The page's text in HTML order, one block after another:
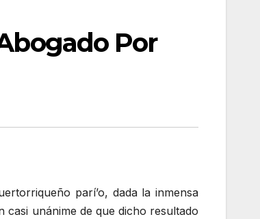
Por
parí’o, dada la inmensa
unánime de que dicho resultado